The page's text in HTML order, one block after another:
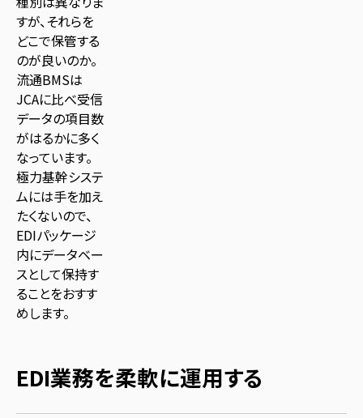
すが、それらを
どこで保管する
のが良いのか。
流通BMSは
JCAに比べ受信
データの項目数
がはるかに多く
なっています。
極力基幹システ
ムには手を加え
たくないので、
EDIパッケージ
内にデータベー
スとして保持す
ることをおすす
めします。
EDI業務を柔軟に運用する